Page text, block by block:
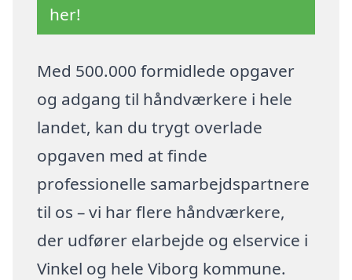
her!
Med 500.000 formidlede opgaver
og adgang til håndværkere i hele
landet, kan du trygt overlade
opgaven med at finde
professionelle samarbejdspartnere
til os – vi har flere håndværkere,
der udfører elarbejde og elservice i
Vinkel og hele Viborg kommune.